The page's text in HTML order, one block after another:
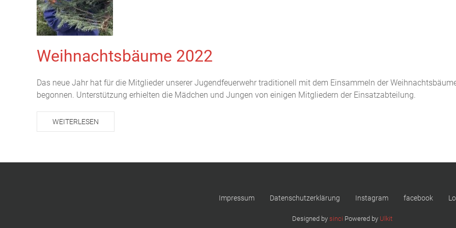
Weihnachtsbäume 2022
Das neue Jahr hat für die Mitglieder unserer Jugendfeuerwehr traditionell mit dem Einsammeln der
begonnen. Unterstützung erhielten die Mädchen und Jungen von einigen Mitgliedern der Einsatzabteilung.
WEITERLESEN
Impressum Datenschutzerklärung Instagram facebook
Designed by sinci Powered by Ulkit